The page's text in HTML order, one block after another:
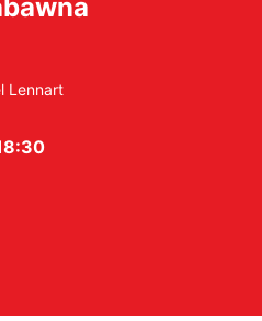
Lennart